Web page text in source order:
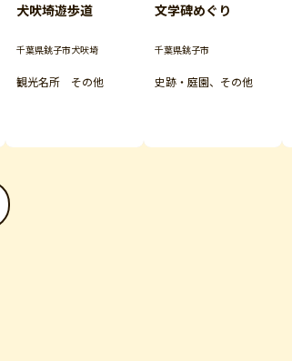
犬吠埼遊歩道
千葉県銚子市犬吠埼
観光名所 その他
文学碑めぐり
千葉県銚子市
史跡・庭園、その他